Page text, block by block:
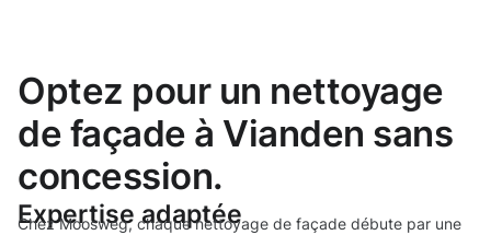
Optez pour un nettoyage
de façade à Vianden sans
concession.
Expertise adaptée
Chez Moosweg, chaque nettoyage de façade débute par une